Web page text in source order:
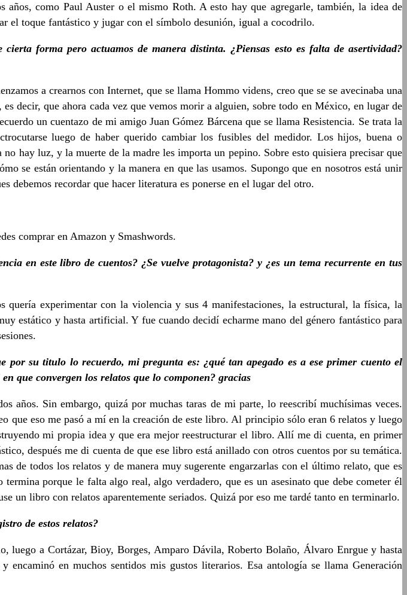
como Paul Auster o el mismo Roth. A esto hay que agregarle, también, la idea de
el toque fantástico y jugar con el símbolo desunión, igual a cocodrilo.
forma pero actuamos de manera distinta. ¿Piensas esto es falta de asertividad?
a crearnos con Internet, que se llama Hommo videns, creo que se se avecinaba una
decir, que ahora cada vez que vemos morir a alguien, sobre todo en México, en lugar de
un cuentazo de mi amigo Juan Gómez Bárcena que se llama Resistencia. Se trata la
luego de haber querido cambiar los fusibles del medidor. Los hijos, buena o
hay luz, y la muerte de la madre les importa un pepino. Sobre esto quisiera precisar que
se están orientando y la manera en que las usamos. Supongo que en nosotros está unir
debemos recordar que hacer literatura es ponerse en el lugar del otro.
comprar en Amazon y Smashwords.
en este libro de cuentos? ¿Se vuelve protagonista? y ¿es un tema recurrente en tus
quería experimentar con la violencia y sus 4 manifestaciones, la estructural, la física, la
estático y hasta artificial. Y fue cuando decidí echarme mano del género fantástico para
su titulo lo recuerdo, mi pregunta es: ¿qué tan apegado es a ese primer cuento el
que convergen los relatos que lo componen? gracias
años. Sin embargo, quizá por muchas taras de mi parte, lo reescribí muchísimas veces.
eso me pasó a mí en la creación de este libro. Al principio sólo eran 6 relatos y luego
mi propia idea y que era mejor reestructurar el libro. Allí me di cuenta, en primer
después me di cuenta de que ese libro está anillado con otros cuentos por su temática.
de todos los relatos y de manera muy sugerente engarzarlas con el último relato, que es
porque le falta algo real, algo verdadero, que es un asesinato que debe cometer él
un libro con relatos aparentemente seriados. Quizá por eso me tardé tanto en terminarlo.
de estos relatos?
luego a Cortázar, Bioy, Borges, Amparo Dávila, Roberto Bolaño, Álvaro Enrgue y hasta
en muchos sentidos mis gustos literarios. Esa antología se llama Generación